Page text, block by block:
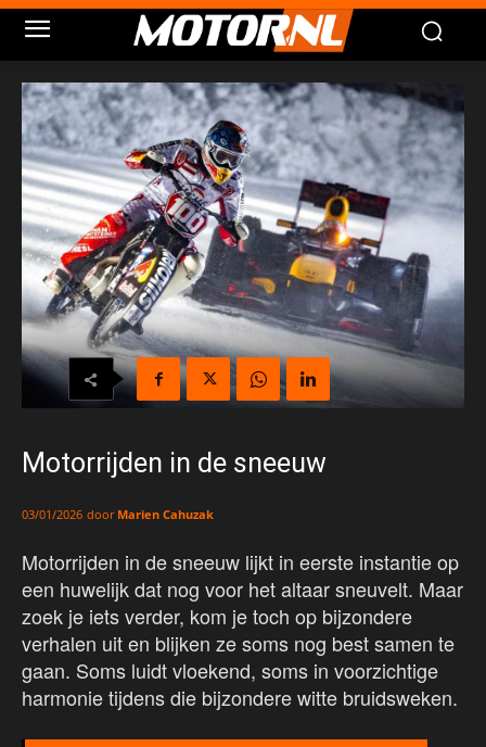
Motorrijden in de sneeuw
03/01/2026 door Marien Cahuzak
Motorrijden in de sneeuw lijkt in eerste instantie op
een huwelijk dat nog voor het altaar sneuvelt. Maar
zoek je iets verder, kom je toch op bijzondere
verhalen uit en blijken ze soms nog best samen te
gaan. Soms luidt vloekend, soms in voorzichtige
harmonie tijdens die bijzondere witte bruidsweken.